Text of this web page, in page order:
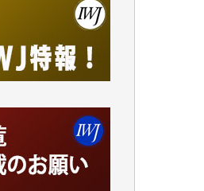
した。（T.M.
した。IWJの危
い額ですが病気
膨大な取材記事
々とのインタビ
て重要な知的財